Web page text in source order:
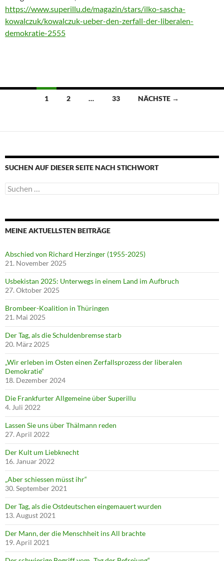
https://www.superillu.de/magazin/stars/ilko-sascha-
kowalczuk/kowalczuk-ueber-den-zerfall-der-liberalen-
demokratie-2555
Beitragsnavigation
1 2 … 33 NÄCHSTE →
SUCHEN AUF DIESER SEITE NACH STICHWORT
Suche
nach:
MEINE AKTUELLSTEN BEITRÄGE
Abschied von Richard Herzinger (1955-2025)
21. November 2025
Usbekistan 2025: Unterwegs in einem Land im Aufbruch
27. Oktober 2025
Brombeer-Koalition in Thüringen
21. Mai 2025
Der Tag, als die Schuldenbremse starb
20. März 2025
„Wir erleben im Osten einen Zerfallsprozess der liberalen
Demokratie“
18. Dezember 2024
Die Frankfurter Allgemeine über Superillu
4. Juli 2022
Lassen Sie uns über Thälmann reden
27. April 2022
Der Kult um Liebknecht
16. Januar 2022
„Aber schiessen müsst ihr“
30. September 2021
Der Tag, als die Ostdeutschen eingemauert wurden
13. August 2021
Der Mann, der die Menschheit ins All brachte
19. April 2021